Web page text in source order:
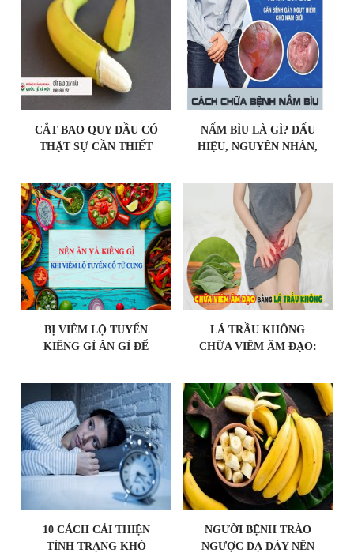
CẮT BAO QUY ĐẦU CÓ
THẬT SỰ CẦN THIẾT
NẤM BÌU LÀ GÌ? DẤU
HIỆU, NGUYÊN NHÂN,
BỊ VIÊM LỘ TUYẾN
KIÊNG GÌ ĂN GÌ ĐỂ
LÁ TRẦU KHÔNG
CHỮA VIÊM ÂM ĐẠO:
10 CÁCH CẢI THIỆN
TÌNH TRẠNG KHÓ
NGƯỜI BỆNH TRÀO
NGƯỢC DẠ DÀY NÊN